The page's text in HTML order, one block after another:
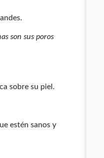
son sus poros
sobre su piel.
estén sanos y